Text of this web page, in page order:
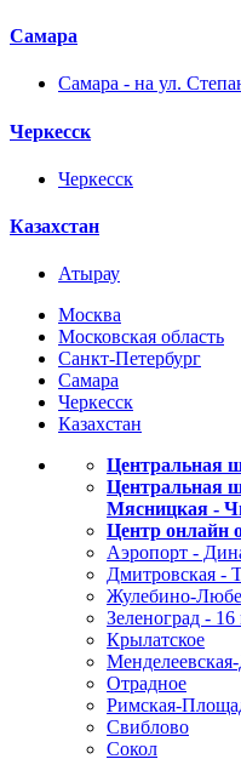
Самара
Самара - на ул.
Черкесск
Черкесск
Казахстан
Атырау
Москва
Московская область
Санкт-Петербург
Самара
Черкесск
Казахстан
Центральная
Центральная
Мясницкая -
Центр онлайн
Аэропорт -
Дмитровская -
Жулебино-
Зеленоград -
Крылатское
Отрадное
Римская-
Свиблово
Сокол